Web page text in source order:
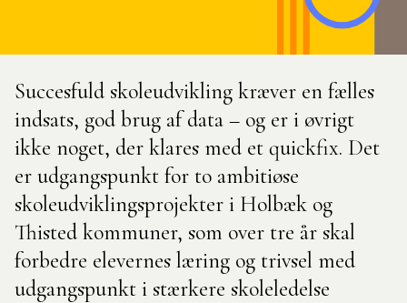
Succesfuld skoleudvikling kræver en fælles
indsats, god brug af data – og er i øvrigt
ikke noget, der klares med et quickfix. Det
er udgangspunkt for to ambitiøse
skoleudviklingsprojekter i Holbæk og
Thisted kommuner, som over tre år skal
forbedre elevernes læring og trivsel med
udgangspunkt i stærkere skoleledelse
artikler
Ledere der lykkes
Formidler- og
moduler – Kommunom